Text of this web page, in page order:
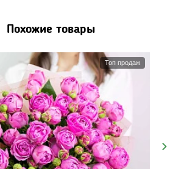
Похожие товары
Топ продаж